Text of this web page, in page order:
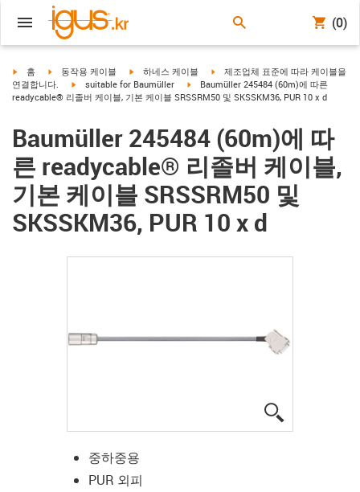
(0)
igus-icon-arrow-right
홈 igus-icon-arrow-right
동작용 케이블 igus-icon-arrow-right
하네스 케이블 igus-icon-arrow-right
제조업체 표준에 따라 케이블을
연결합니다.
igus-icon-arrow-right
suitable for Baumüller igus-icon-arrow-right
Baumüller 245484 (60m)에 따른
readycable® 리졸버 케이블, 기본 케이블 SRSSRM50 및 SKSSKM36, PUR 10 x d
Baumüller 245484 (60m)에 따
른 readycable® 리졸버 케이블,
기본 케이블 SRSSRM50 및
SKSSKM36, PUR 10 x d
중하중용
PUR 외피